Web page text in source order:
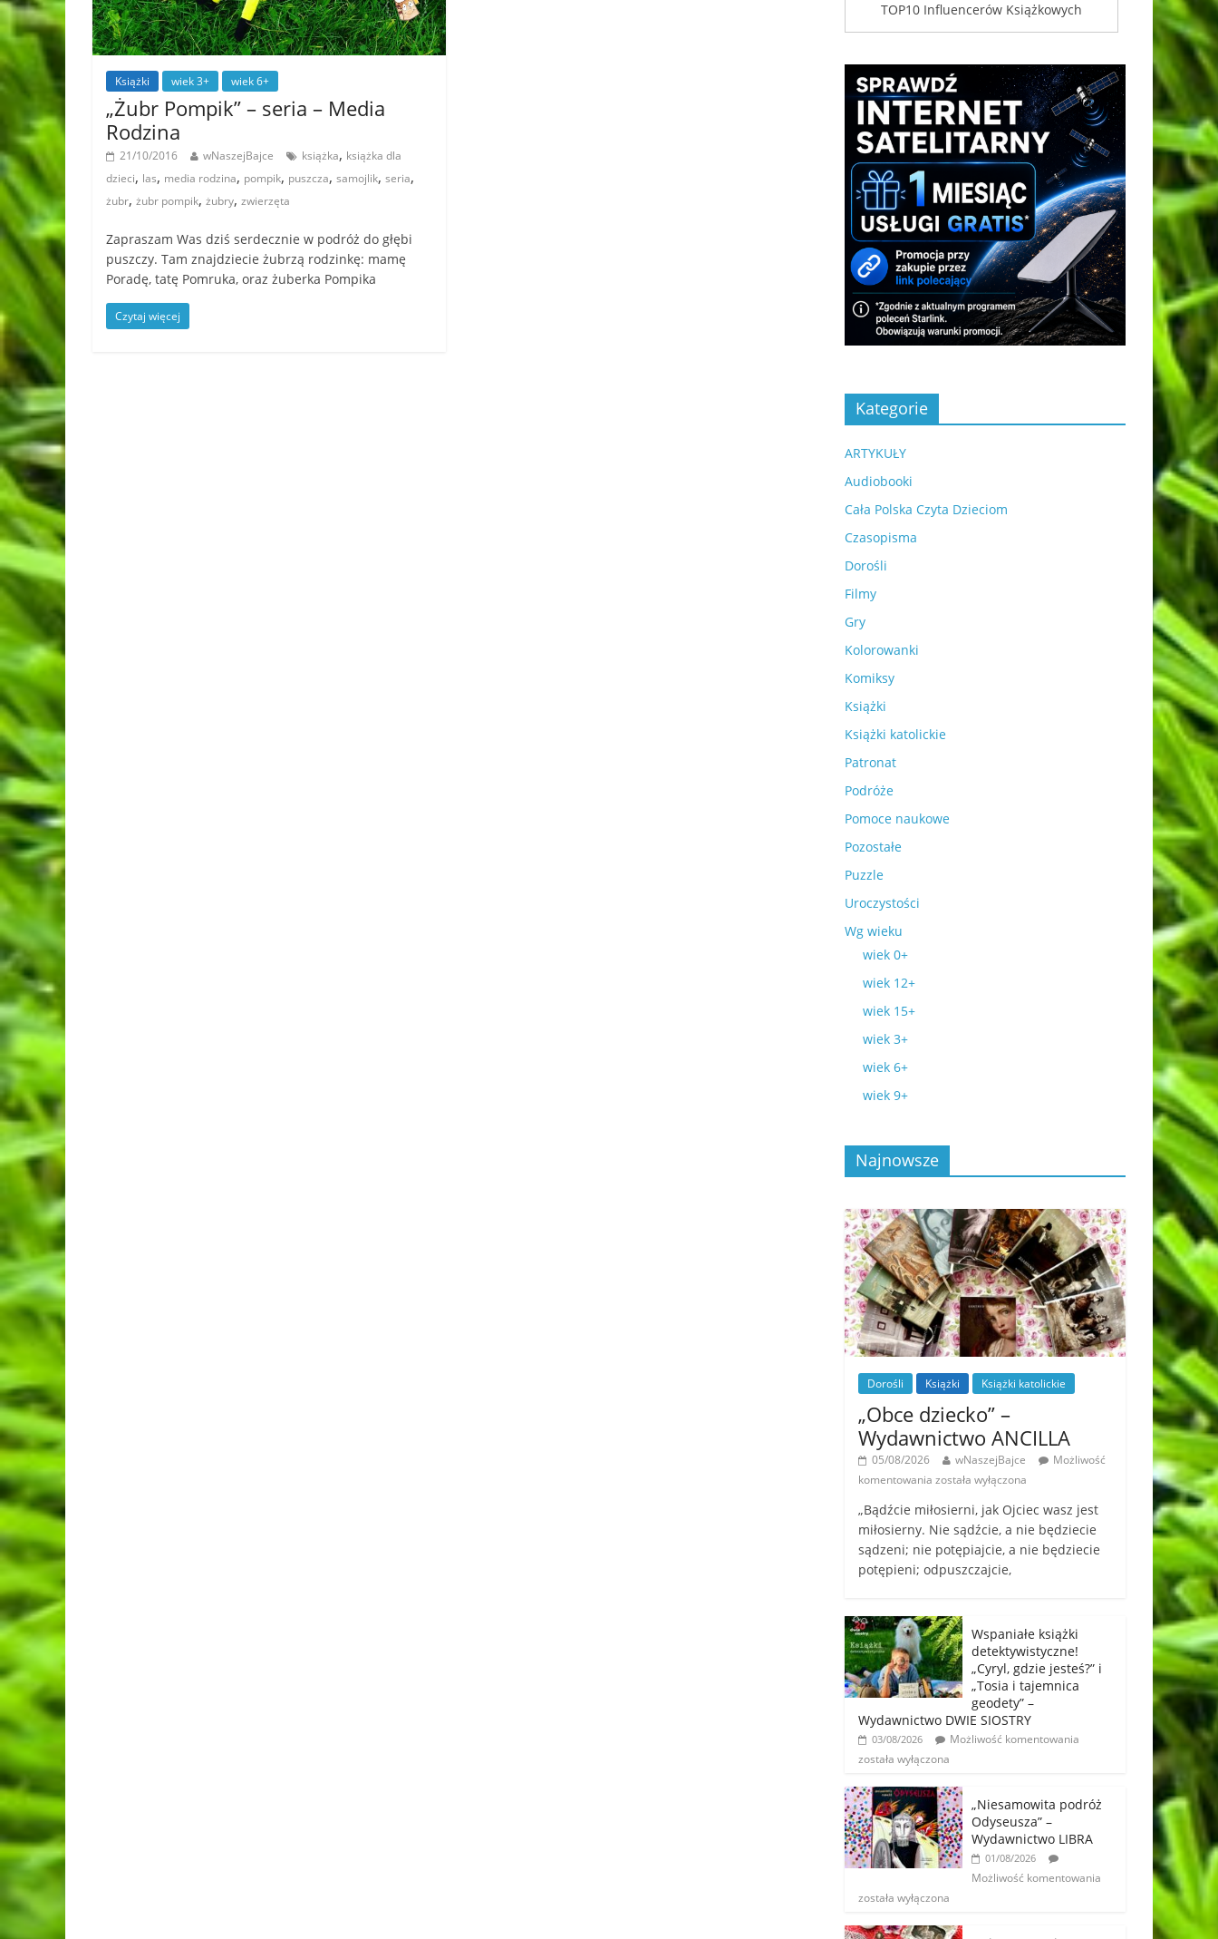
Książki wiek 3+ wiek 6+
„Żubr Pompik” – seria – Media
Rodzina
21/10/2016 wNaszejBajce książka, książka dla
dzieci, las, media rodzina, pompik, puszcza, samojlik, seria,
żubr, żubr pompik, żubry, zwierzęta
Zapraszam Was dziś serdecznie w podróż do głębi
puszczy. Tam znajdziecie żubrzą rodzinkę: mamę
Poradę, tatę Pomruka, oraz żuberka Pompika
Czytaj więcej
TOP10 Influencerów Książkowych
Kategorie
ARTYKUŁY
Audiobooki
Cała Polska Czyta Dzieciom
Czasopisma
Dorośli
Filmy
Gry
Kolorowanki
Komiksy
Książki
Książki katolickie
Patronat
Podróże
Pomoce naukowe
Pozostałe
Puzzle
Uroczystości
Wg wieku
wiek 0+
wiek 12+
wiek 15+
wiek 3+
wiek 6+
wiek 9+
Najnowsze
Dorośli Książki Książki katolickie
„Obce dziecko” –
Wydawnictwo ANCILLA
05/08/2026 wNaszejBajce
Możliwość
komentowania została wyłączona
„Bądźcie miłosierni, jak Ojciec wasz jest
miłosierny. Nie sądźcie, a nie będziecie
sądzeni; nie potępiajcie, a nie będziecie
potępieni; odpuszczajcie,
Wspaniałe książki
detektywistyczne!
„Cyryl, gdzie jesteś?” i
„Tosia i tajemnica
geodety” –
Wydawnictwo DWIE SIOSTRY
03/08/2026
Możliwość komentowania
została wyłączona
„Niesamowita podróż
Odyseusza” –
Wydawnictwo LIBRA
01/08/2026
Możliwość komentowania
została wyłączona